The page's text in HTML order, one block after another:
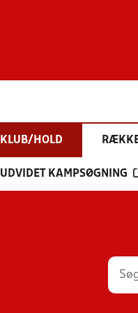
KLUB/HOLD
UDVIDET KAMPSØGNING